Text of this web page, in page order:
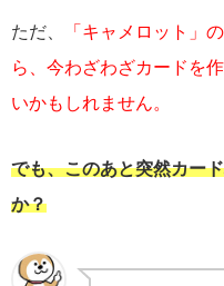
ただ、
「キャメロット」
ら、今わざわざカードを
いかもしれません。
でも、このあと突然カー
か？